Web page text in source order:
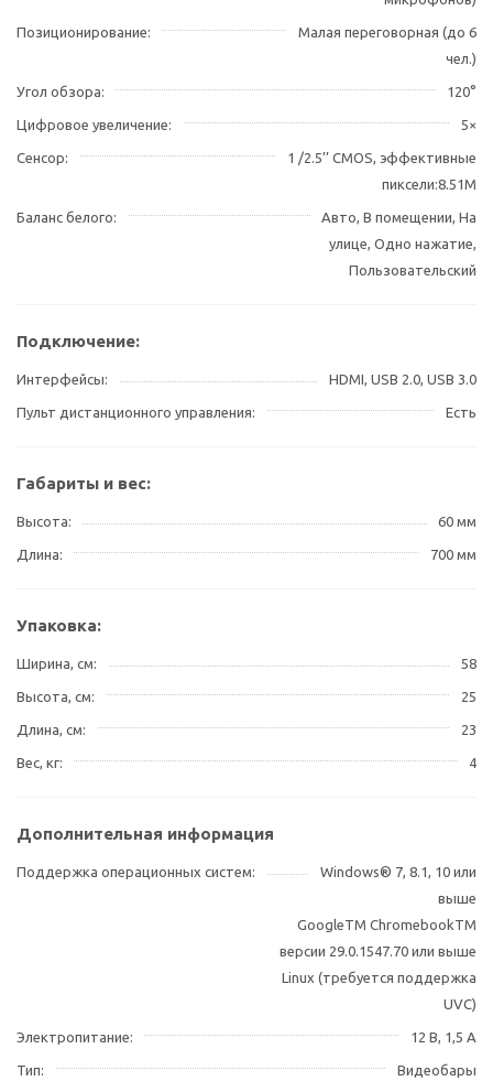
Позиционирование
Малая переговорная (до 6
чел.)
Угол обзора 120°
Цифровое увеличение 5×
Сенсор
1 /2.5’’ CMOS, эффективные
пиксели:8.51M
Баланс белого
Авто, В помещении, На
улице, Одно нажатие,
Пользовательский
Подключение:
Интерфейсы HDMI, USB 2.0, USB 3.0
Пульт дистанционного управления Есть
Габариты и вес:
Высота 60 мм
Длина 700 мм
Упаковка:
Ширина, см 58
Высота, см 25
Длина, см 23
Вес, кг 4
Дополнительная информация
Поддержка операционных систем
Windows® 7, 8.1, 10 или
выше
GoogleTM ChromebookTM
версии 29.0.1547.70 или выше
Linux (требуется поддержка
UVC)
Электропитание 12 В, 1,5 А
Тип Видеобары